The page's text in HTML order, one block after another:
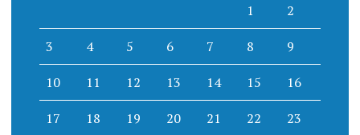
1 2
3 4 5 6 7 8 9
10 11 12 13 14 15 16
17 18 19 20 21 22 23